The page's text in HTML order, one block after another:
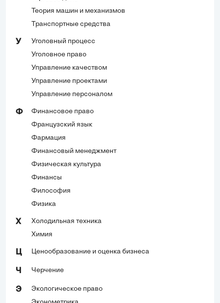
Теория машин и механизмов
Транспортные средства
У
Уголовный процесс
Уголовное право
Управление качеством
Управление проектами
Управление персоналом
Ф
Финансовое право
Французский язык
Фармация
Финансовый менеджмент
Физическая культура
Финансы
Философия
Физика
Х
Холодильная техника
Химия
Ц Ценообразование и оценка бизнеса
Ч Черчение
Э
Экологическое право